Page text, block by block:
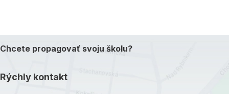
Chcete propagovať svoju školu?
Rýchly kontakt